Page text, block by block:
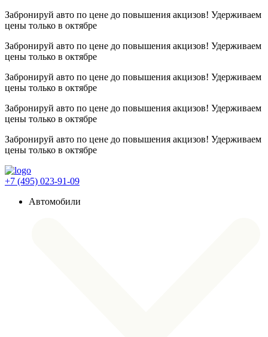
Забронируй авто по цене до повышения акцизов! Удерживаем
цены только в октябре
Забронируй авто по цене до повышения акцизов! Удерживаем
цены только в октябре
Забронируй авто по цене до повышения акцизов! Удерживаем
цены только в октябре
Забронируй авто по цене до повышения акцизов! Удерживаем
цены только в октябре
Забронируй авто по цене до повышения акцизов! Удерживаем
цены только в октябре
+7 (495) 023-91-09
Автомобили